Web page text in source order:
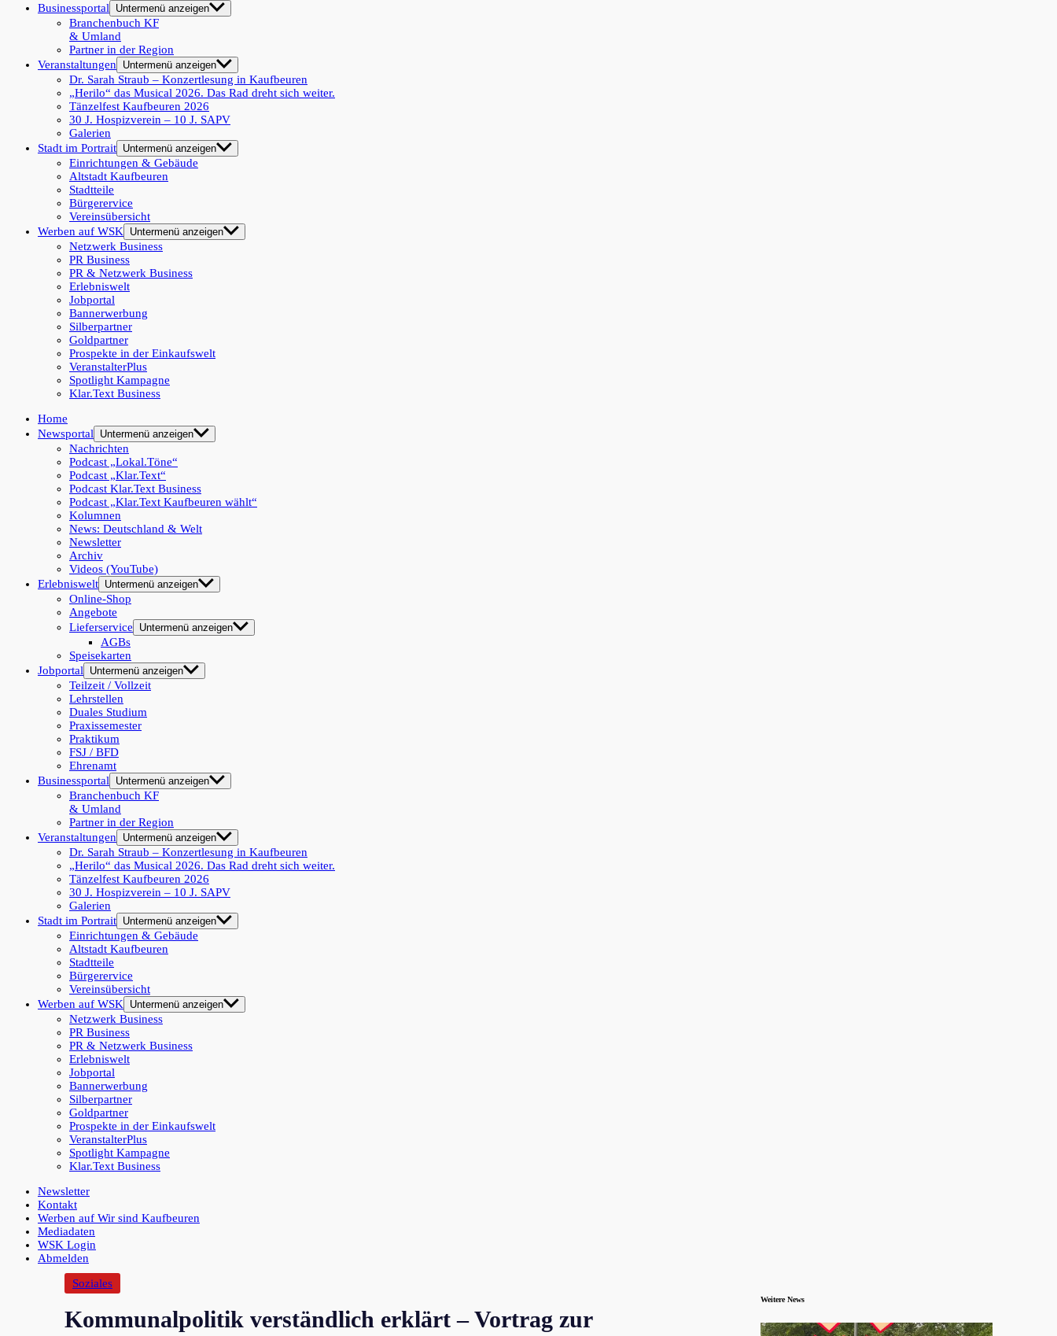
Businessportal
Untermenü anzeigen
Branchenbuch KF
& Umland
Partner in der Region
Veranstaltungen
Untermenü anzeigen
Dr. Sarah Straub – Konzertlesung in Kaufbeuren
„Herilo“ das Musical 2026. Das Rad dreht sich weiter.
Tänzelfest Kaufbeuren 2026
30 J. Hospizverein – 10 J. SAPV
Galerien
Stadt im Portrait Untermenü anzeigen
Einrichtungen & Gebäude
Altstadt Kaufbeuren
Stadtteile
Bürgerervice
Vereinsübersicht
Werben auf WSK
Untermenü anzeigen
Netzwerk Business
PR Business
PR & Netzwerk Business
Erlebniswelt
Jobportal
Bannerwerbung
Silberpartner
Goldpartner
Prospekte in der Einkaufswelt
VeranstalterPlus
Spotlight Kampagne
Klar.Text Business
Home
Newsportal
Untermenü anzeigen
Nachrichten
Podcast „Lokal.Töne“
Podcast „Klar.Text“
Podcast Klar.Text Business
Podcast „Klar.Text Kaufbeuren wählt“
Kolumnen
News: Deutschland & Welt
Newsletter
Archiv
Videos (YouTube)
Erlebniswelt Untermenü anzeigen
Online-Shop
Angebote
Lieferservice
Untermenü anzeigen
AGBs
Speisekarten
Jobportal
Untermenü anzeigen
Teilzeit / Vollzeit
Lehrstellen
Duales Studium
Praxissemester
Praktikum
FSJ / BFD
Ehrenamt
Businessportal
Untermenü anzeigen
Branchenbuch KF
& Umland
Partner in der Region
Veranstaltungen
Untermenü anzeigen
Dr. Sarah Straub – Konzertlesung in Kaufbeuren
„Herilo“ das Musical 2026. Das Rad dreht sich weiter.
Tänzelfest Kaufbeuren 2026
30 J. Hospizverein – 10 J. SAPV
Galerien
Stadt im Portrait Untermenü anzeigen
Einrichtungen & Gebäude
Altstadt Kaufbeuren
Stadtteile
Bürgerervice
Vereinsübersicht
Werben auf WSK
Untermenü anzeigen
Netzwerk Business
PR Business
PR & Netzwerk Business
Erlebniswelt
Jobportal
Bannerwerbung
Silberpartner
Goldpartner
Prospekte in der Einkaufswelt
VeranstalterPlus
Spotlight Kampagne
Klar.Text Business
Newsletter
Kontakt
Werben auf Wir sind Kaufbeuren
Mediadaten
WSK Login
Abmelden
Soziales
Kommunalpolitik verständlich erklärt – Vortrag zur
Weitere News